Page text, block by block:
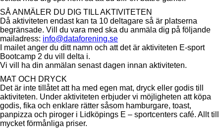
SÅ ANMÄLER DU DIG TILL AKTIVITETEN
Då aktiviteten endast kan ta 10 deltagare så är platserna
begränsade. Vill du vara med ska du anmäla dig på följande
mailadress: info@dataforening.se
I mailet anger du ditt namn och att det är aktiviteten E-sport
Bootcamp 2 du vill delta i.
Vi vill ha din anmälan senast dagen innan aktiviteten.
MAT OCH DRYCK
Det är inte tillåtet att ha med egen mat, dryck eller godis till
aktiviteten. Under aktiviteten erbjuder vi möjligheten att köpa
godis, fika och enklare rätter såsom hamburgare, toast,
panpizza och piroger i Lidköpings E – sportcenters café. Allt till
mycket förmånliga priser.